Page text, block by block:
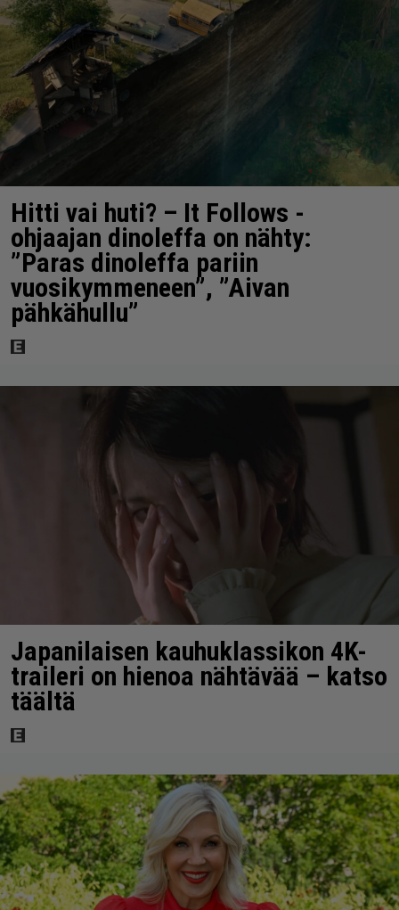
Hitti vai huti? – It Follows -
ohjaajan dinoleffa on nähty:
”Paras dinoleffa pariin
vuosikymmeneen”, ”Aivan
pähkähullu”
Japanilaisen kauhuklassikon 4K-
traileri on hienoa nähtävää – katso
täältä